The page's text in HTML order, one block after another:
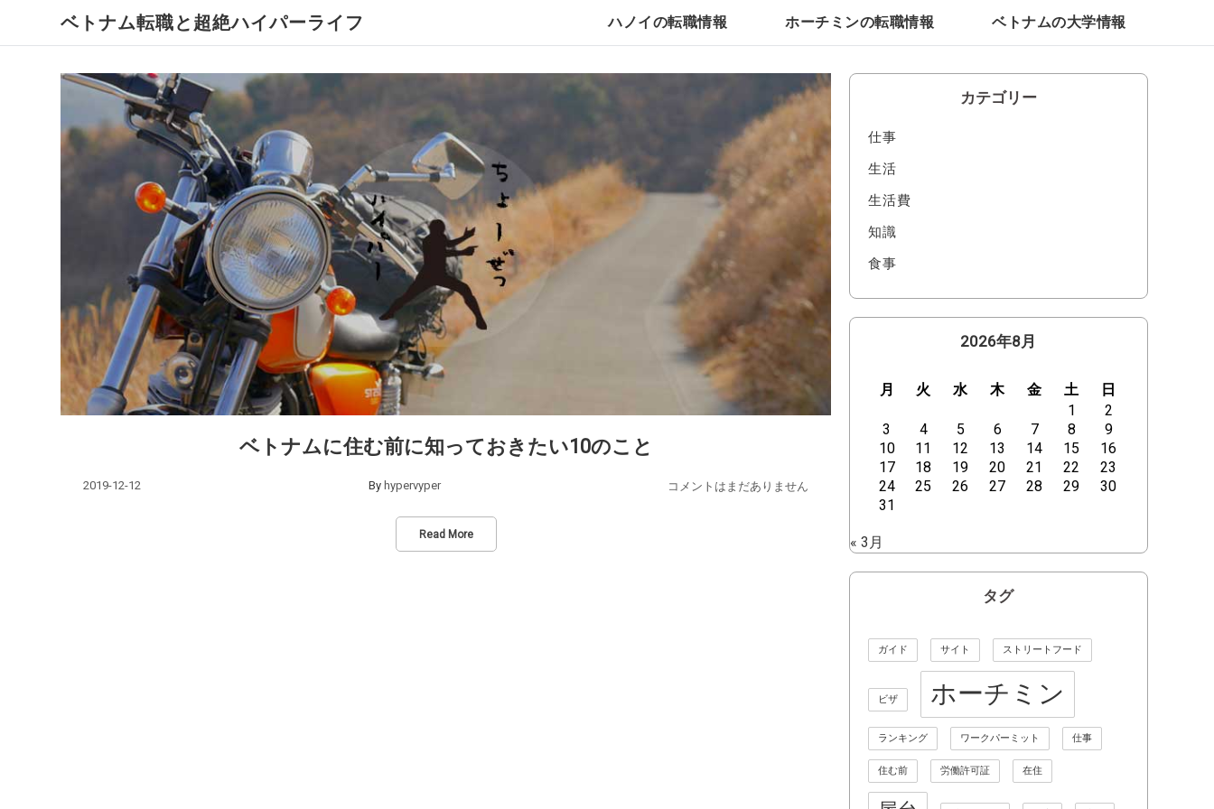
content
ベトナム転職と超絶ハイパーライフ ハノイの転職情報 ホーチミンの転職情報 ベトナムの大学情報
ベトナムに住む前に知っておきたい10のこと
2019-12-12 By hypervyper コメントはまだありません
Read More
カテゴリー
仕事
生活
生活費
知識
食事
2026年8月
月 火 水 木 金 土
日
1
2
3
4 5 6 7 8
9
10
11 12 13 14 15
16
17
18 19 20 21 22
23
24
25 26 27 28 29
30
31
« 3月
タグ
ガイド サイト ストリートフード
ビザ ホーチミン
ランキング ワークパーミット 仕事
住む前 労働許可証 在住